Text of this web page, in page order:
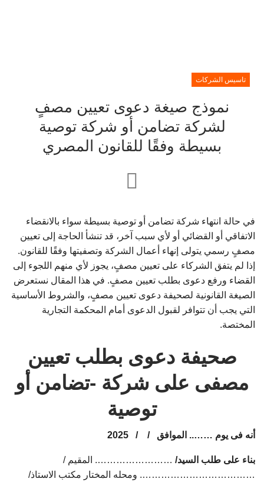
تاسيس الشركات
نموذج صيغة دعوى تعيين مصفٍ
لشركة تضامن أو شركة توصية
بسيطة وفقًا للقانون المصري
في حالة انتهاء شركة تضامن أو توصية بسيطة سواء بالانقضاء
الاتفاقي أو القضائي أو لأي سبب آخر، قد تنشأ الحاجة إلى تعيين
مصفٍ رسمي يتولى إنهاء أعمال الشركة وتصفيتها وفقًا للقانون.
إذا لم يتفق الشركاء على تعيين مصفٍ، يجوز لأي منهم اللجوء إلى
القضاء ورفع دعوى بطلب تعيين مصفٍ. في هذا المقال نستعرض
الصيغة القانونية لصحيفة دعوى تعيين مصفٍ، والشروط الأساسية
التي يجب أن تتوافر لقبول الدعوى أمام المحكمة التجارية
المختصة.
صحيفة دعوى بطلب تعيين
مصفى على شركة -تضامن أو
توصية
أنه فى يوم …….. الموافق / / 2025
بناء على طلب السيد/ ……………………. المقيم /
………………………………. ومحله المختار مكتب الاستاذ/